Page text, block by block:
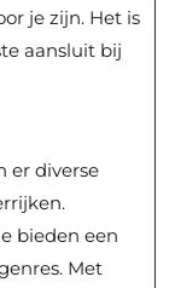
je zijn. Het is
aansluit bij
er diverse
bieden een
Met